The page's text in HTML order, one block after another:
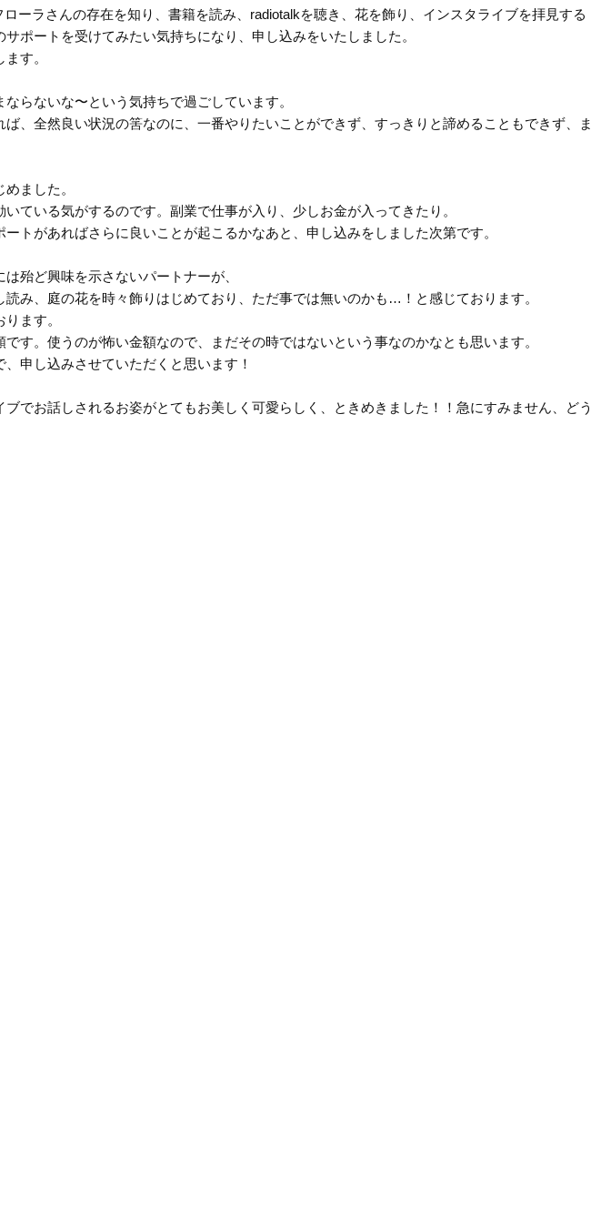
ーラさんの存在を知り、書籍を読み、radiotalkを聴き、花を飾り、インスタライブを拝見する
ポートを受けてみたい気持ちになり、申し込みをいたしました。
す。
らないな〜という気持ちで過ごしています。
ば、全然良い状況の筈なのに、一番やりたいことができず、すっきりと諦めることもできず、ま
ました。
ている気がするのです。副業で仕事が入り、少しお金が入ってきたり。
トがあればさらに良いことが起こるかなあと、申し込みをしました次第です。
殆ど興味を示さないパートナーが、
読み、庭の花を時々飾りはじめており、ただ事では無いのかも…！と感じております。
ます。
す。使うのが怖い金額なので、まだその時ではないという事なのかなとも思います。
申し込みさせていただくと思います！
でお話しされるお姿がとてもお美しく可愛らしく、ときめきました！！急にすみません、どう